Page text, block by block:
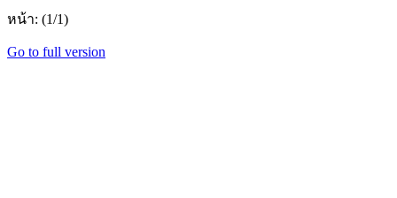
หน้า: (1/1)
Go to full version